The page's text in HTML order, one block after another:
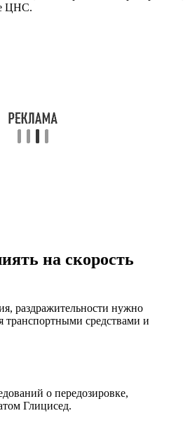
ЦНС.
на скорость
раздражительности нужно
транспортными средствами и
о передозировке,
Глицисед.